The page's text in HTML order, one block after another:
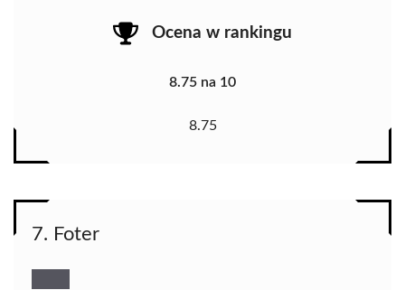
Ocena w rankingu
8.75 na 10
8.75
7. Foter